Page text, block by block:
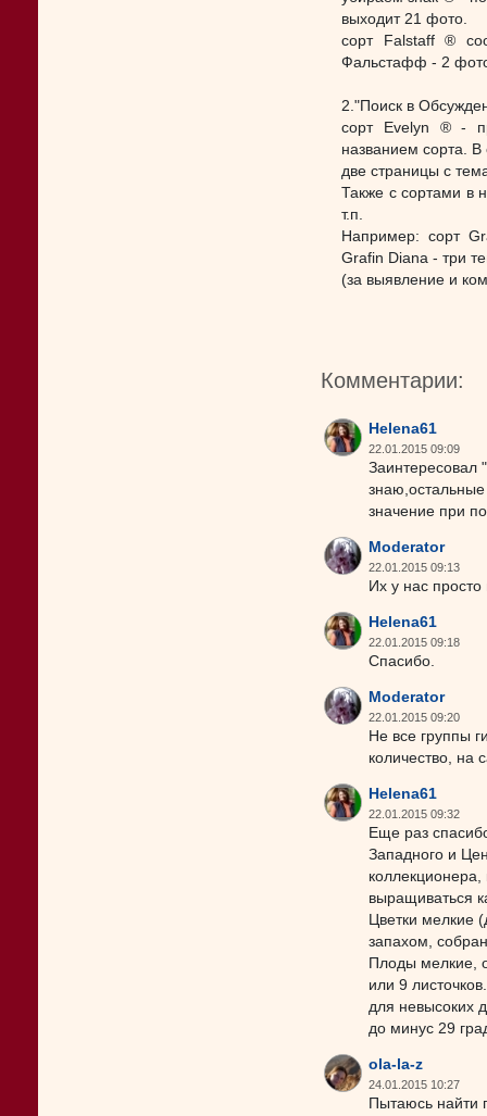
выходит 21 фото.
сорт Falstaff ®
Фальстафф - 2
2."Поиск в
сорт Evelyn ® -
названием сорта.
две страницы с
Также с сортами в
т.п.
Например: сорт
Grafin Diana - три
(за выявление и
Комментарии:
Helena61
22.01.2015 09:09
Заинтересовал
значение при
Moderator
22.01.2015 09:13
Их у нас
Helena61
22.01.2015 09:18
Спасибо.
Moderator
22.01.2015 09:20
Не все группы
количество, на
Helena61
22.01.2015 09:32
Еще раз
Западного и
выращиваться
Цветки мелкие
запахом,
Плоды мелкие,
или 9
для невысоких
до минус 29
ola-la-z
24.01.2015 10:27
Пытаюсь найти